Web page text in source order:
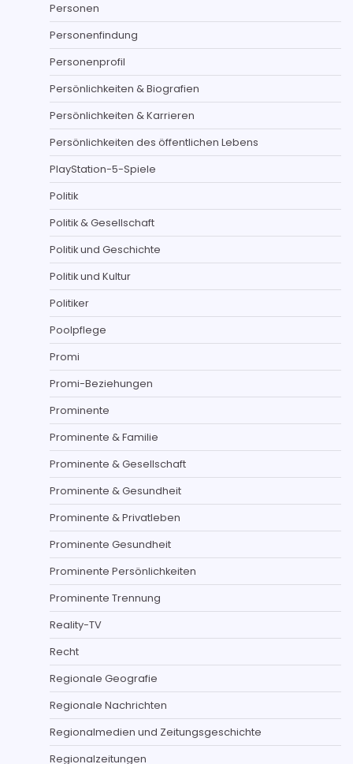
Personen
Personenfindung
Personenprofil
Persönlichkeiten & Biografien
Persönlichkeiten & Karrieren
Persönlichkeiten des öffentlichen Lebens
PlayStation-5-Spiele
Politik
Politik & Gesellschaft
Politik und Geschichte
Politik und Kultur
Politiker
Poolpflege
Promi
Promi-Beziehungen
Prominente
Prominente & Familie
Prominente & Gesellschaft
Prominente & Gesundheit
Prominente & Privatleben
Prominente Gesundheit
Prominente Persönlichkeiten
Prominente Trennung
Reality-TV
Recht
Regionale Geografie
Regionale Nachrichten
Regionalmedien und Zeitungsgeschichte
Regionalzeitungen